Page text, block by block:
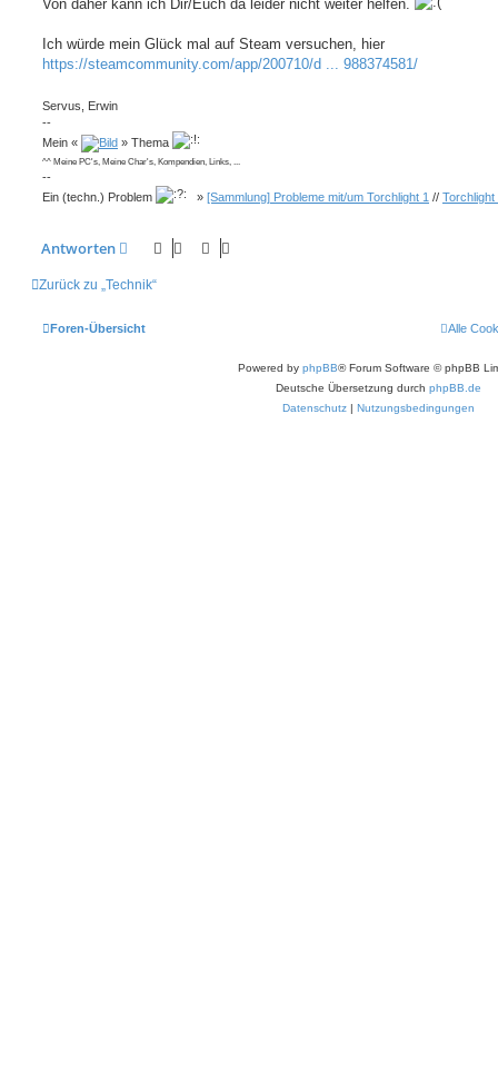
Von daher kann ich Dir/Euch da leider nicht weiter helfen.
Ich würde mein Glück mal auf Steam versuchen, hier
https://steamcommunity.com/app/200710/d ... 988374581/
Servus, Erwin
--
Mein «
» Thema
^^ Meine PC's, Meine Char's, Kompendien, Links, ...
--
Ein (techn.) Problem
» [Sammlung] Probleme mit/um Torchlight 1 // Torchlight
Antworten
Zurück zu „Technik“
Foren-Übersicht Alle
Powered by phpBB® Forum Software © phpBB
Deutsche Übersetzung durch phpBB.de
Datenschutz
Nutzungsbedingungen